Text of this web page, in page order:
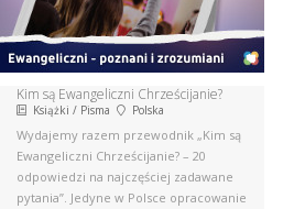
Kim są Ewangeliczni Chrześcijanie?
Książki / Pisma Polska
Wydajemy razem przewodnik „Kim są
Ewangeliczni Chrześcijanie? – 20
odpowiedzi na najczęściej zadawane
pytania”. Jedyne w Polsce opracowanie